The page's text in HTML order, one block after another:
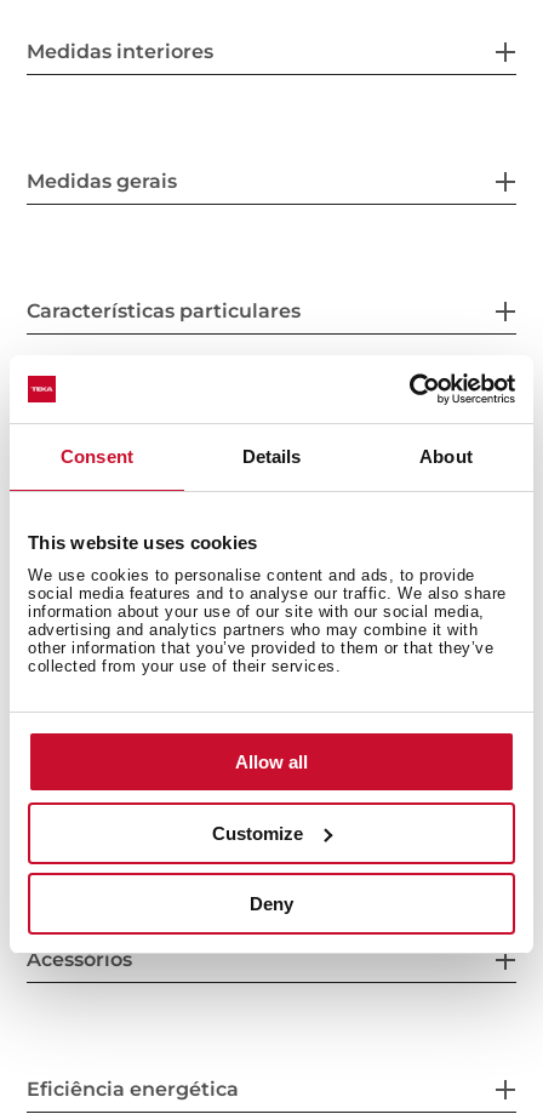
Consent Details About
This website uses cookies
We use cookies to personalise content and ads, to provide
social media features and to analyse our traffic. We also share
information about your use of our site with our social media,
advertising and analytics partners who may combine it with
other information that you’ve provided to them or that they’ve
collected from your use of their services.
Allow all
Customize
Deny
Medidas interiores
Medidas gerais
Características particulares
Consumo de energia
Sistema de limpeza
Acessórios
Eficiência energética